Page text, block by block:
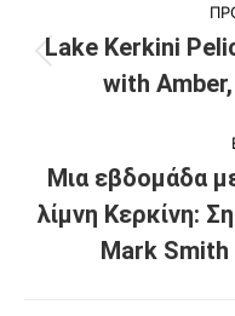
navigation
Lake Kerkini
with
Μια εβδομάδα
λίμνη Κερκίνη:
Mark Smith